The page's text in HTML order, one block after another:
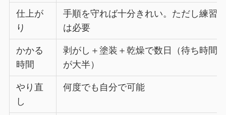
仕上が
り
手順を守れば十分きれい。ただし練習
は必要
かかる
時間
剥がし＋塗装＋乾燥で数日（待ち時間
が大半）
やり直
し
何度でも自分で可能